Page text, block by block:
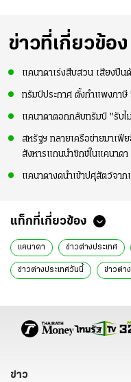
ข่าวที่เกี่ยวข้อง
แคนาดาเร่งสืบสวน เสียงปื
ทรัมป์ประกาศ ตั้งกำแพงภาษี
แคนาดาตอกกลับทรัมป์ "รับไ
สหรัฐฯ ทลายเครือข่ายมาเฟี
สังหารแกนนำซิกข์ในแคนาดา
แคนาดางดนำเข้าปศุสัตว์จา
แท็กที่เกี่ยวข้อง
แคนาดา ข่าวต่างประเทศ
ข่าวต่างประเทศวันนี้ ข่าวต่า
ข่าว